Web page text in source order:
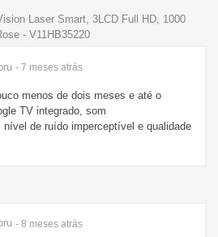
Laser Smart, 3LCD Full HD, 1000
- V11HB35220
- 7 meses atrás
menos de dois meses e até o
TV integrado, som
nível de ruído imperceptível e qualidade
- 8 meses atrás